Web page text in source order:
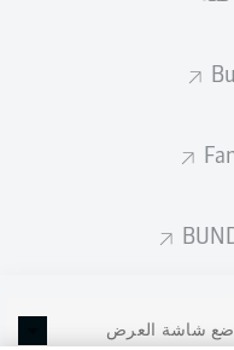
شاشة العرض